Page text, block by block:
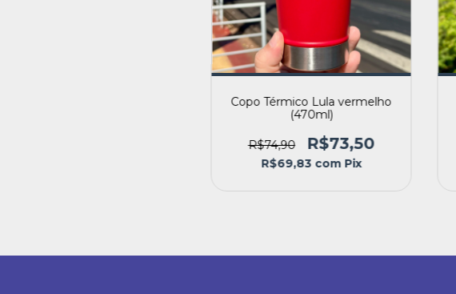
Copo Térmico Lula vermelho
(470ml)
R$74,90 R$73,50
R$69,83 com Pix